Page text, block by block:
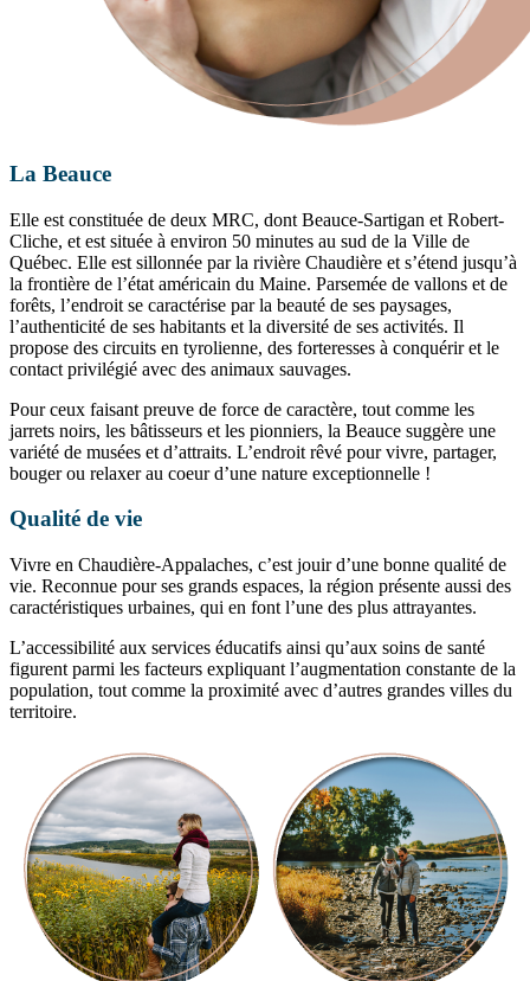
La Beauce
Elle est constituée de deux MRC, dont Beauce-Sartigan et Robert-
Cliche, et est située à environ 50 minutes au sud de la Ville de
Québec. Elle est sillonnée par la rivière Chaudière et s’étend jusqu’à
la frontière de l’état américain du Maine. Parsemée de vallons et de
forêts, l’endroit se caractérise par la beauté de ses paysages,
l’authenticité de ses habitants et la diversité de ses activités. Il
propose des circuits en tyrolienne, des forteresses à conquérir et le
contact privilégié avec des animaux sauvages.
Pour ceux faisant preuve de force de caractère, tout comme les
jarrets noirs, les bâtisseurs et les pionniers, la Beauce suggère une
variété de musées et d’attraits. L’endroit rêvé pour vivre, partager,
bouger ou relaxer au coeur d’une nature exceptionnelle !
Qualité de vie
Vivre en Chaudière-Appalaches, c’est jouir d’une bonne qualité de
vie. Reconnue pour ses grands espaces, la région présente aussi des
caractéristiques urbaines, qui en font l’une des plus attrayantes.
L’accessibilité aux services éducatifs ainsi qu’aux soins de santé
figurent parmi les facteurs expliquant l’augmentation constante de la
population, tout comme la proximité avec d’autres grandes villes du
territoire.